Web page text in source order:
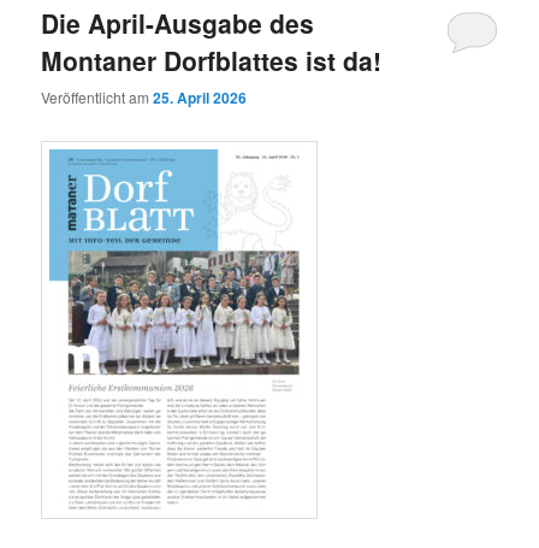
Die April-Ausgabe des
Montaner Dorfblattes ist da!
Veröffentlicht am25. April 2026